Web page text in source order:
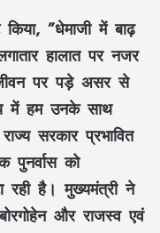
”धेमाजी में बाढ़
हालात पर नजर
पर पड़े असर से
में हम उनके साथ
सरकार प्रभावित
पुनर्वास को
रही है। मुख्यमंत्री ने
और राजस्व एवं